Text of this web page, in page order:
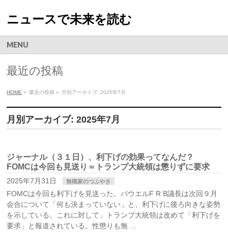
ニュースで未来を読む
MENU
最近の投稿
HOME » 最近の投稿 » 月別アーカイブ: 2025年7月
月別アーカイブ: 2025年7月
ジャーナル（３１日）、利下げの効果ってなんだ？
FOMCは今回も見送り＝トランプ大統領は懲りずに要求
2025年7月31日 無職家のつぶやき
FOMCは今回も利下げを見送った。パウエルF R B議長は次回９月
会合について「何も決まっていない」と、利下げに後ろ向きな姿勢
を示している。これに対して」トランプ大統領は改めて「利下げを
要求」と報道されている。性懲りも無 …